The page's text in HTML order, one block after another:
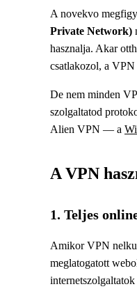
A novekvo
Private Network)
hasznalja. Akar
csatlakozol, a VPN
De nem minden
szolgaltatod
Alien VPN — a
A VPN
1. Teljes
Amikor VPN
meglatogatott